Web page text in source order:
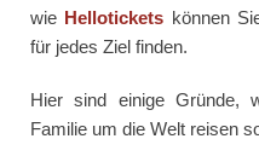
wie Hellotickets können
für jedes Ziel finden.
Hier sind einige Gründe,
Familie um die Welt reisen